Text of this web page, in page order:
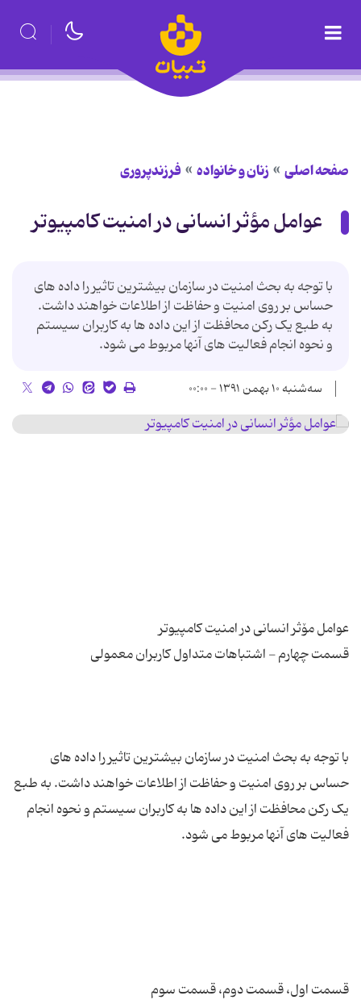
صفحه اصلی زنان و خانواده فرزندپروری
عوامل مؤثر انسانی در امنیت کامپیوتر
با توجه به بحث امنیت در سازمان بیشترین تاثیر را داده های
حساس بر روی امنیت و حفاظت از اطلاعات خواهند داشت.
به طبع یک رکن محافظت از این داده ها به کاربران سیستم
و نحوه انجام فعالیت های آنها مربوط می شود.
سه‌شنبه ۱۰ بهمن ۱۳۹۱ - ۰۰:۰۰
با توجه به بحث امنیت در سازمان بیشترین تاثیر را داده های
حساس بر روی امنیت و حفاظت از اطلاعات خواهند داشت. به طبع
یک رکن محافظت از این داده ها به کاربران سیستم و نحوه انجام